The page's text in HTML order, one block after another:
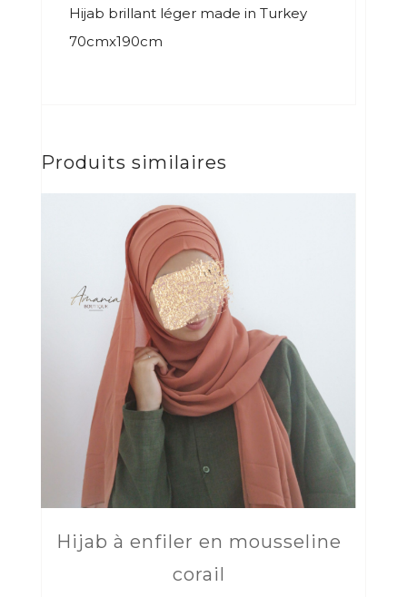
Hijab brillant léger made in Turkey
70cmx190cm
Produits similaires
Hijab à enfiler en mousseline
corail